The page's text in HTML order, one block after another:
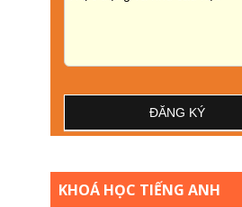
KHOÁ HỌC TIẾNG ANH